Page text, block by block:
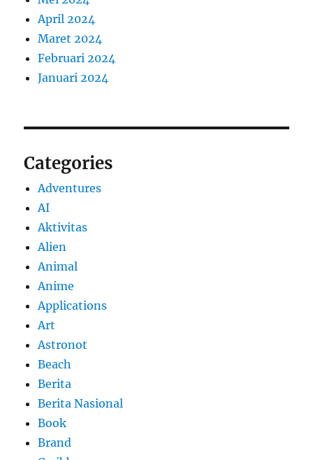
April 2024
Maret 2024
Februari 2024
Januari 2024
Categories
Adventures
AI
Aktivitas
Alien
Animal
Anime
Applications
Art
Astronot
Beach
Berita
Berita Nasional
Book
Brand